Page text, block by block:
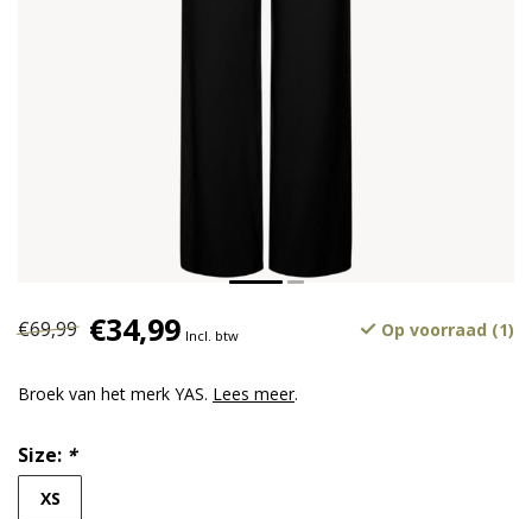
€69,99 €34,99 Incl. btw Op voorraad (1)
Broek van het merk YAS. Lees meer.
Size: *
XS